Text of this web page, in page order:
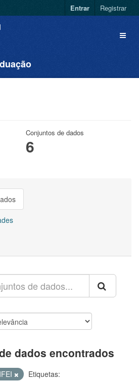
Entrar Registrar
Conjuntos de dados
6
dados encontrados
Etiquetas: